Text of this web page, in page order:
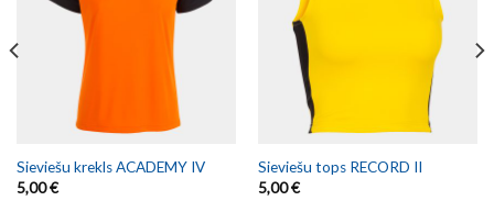
Sieviešu krekls ACADEMY IV
5,00€
Sieviešu tops RECORD II
5,00€